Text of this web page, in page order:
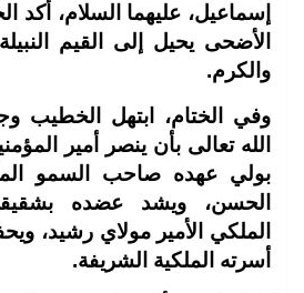
إسماعيل، عليهما السلام،
الأضحى يحيل إلى القيم النبيلة
والكرم.
وفي الختام، ابتهل الخطيب
الله تعالى بأن ينصر أمير
بولي عهده صاحب السمو
الحسن، ويشد عضده
الملكي الأمير مولاي رشيد،
أسرته الملكية الشريفة.